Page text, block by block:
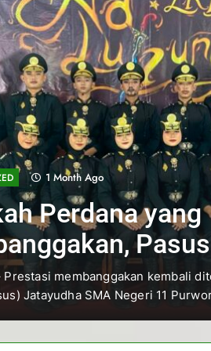
1 Month Ago
yang
Pasus
Ukir Prestasi di
Se-Jawa Tengah
membanggakan kembali
SMA Negeri 11 Purworejo….